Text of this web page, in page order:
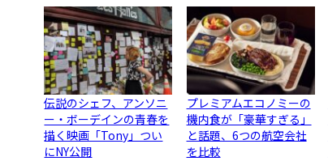
伝説のシェフ、アンソニ
ー・ボーデインの青春を
描く映画「Tony」つい
にNY公開
プレミアムエコノミーの
機内食が「豪華すぎる」
と話題、6つの航空会社
を比較